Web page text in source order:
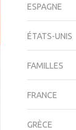
ESPAGNE
ÉTATS-UNIS
FAMILLES
FRANCE
GRÈCE